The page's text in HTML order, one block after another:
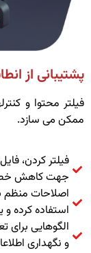
پشتیبانی از
ممکن می سازد.
فیلتر کردن،
جهت کاهش
اصلاحات منظم
استفاده کرده و
الگوهایی
و نگهداری